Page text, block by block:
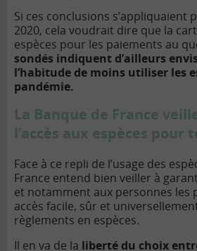
Si ces conclusions s’appliquaient
2020, cela voudrait dire que la
espèces pour les paiements au
sondés indiquent d’ailleurs
l’habitude de moins utiliser les
pandémie.
La Banque de France
l’accès aux espèces pour
Face à ce repli de l’usage des
France entend bien veiller à
et notamment aux personnes les
accès facile, sûr et
règlements en espèces.
Il en va de la liberté du choix